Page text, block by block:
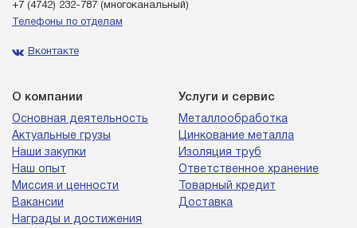
+7 (4742) 232-787 (многоканальный)
Телефоны по отделам
Вконтакте
О компании
Основная деятельность
Актуальные грузы
Наши закупки
Наш опыт
Миссия и ценности
Вакансии
Награды и достижения
Услуги и сервис
Металлообработка
Цинкование металла
Изоляция труб
Ответственное хранение
Товарный кредит
Доставка